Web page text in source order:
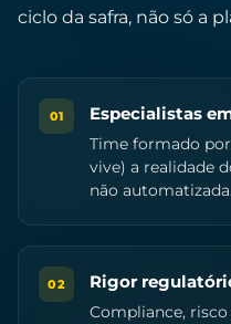
ciclo da safra, não só a
01 Especialistas
Time formado
vive) a realidade
não automatizada.
02 Rigor
Compliance,